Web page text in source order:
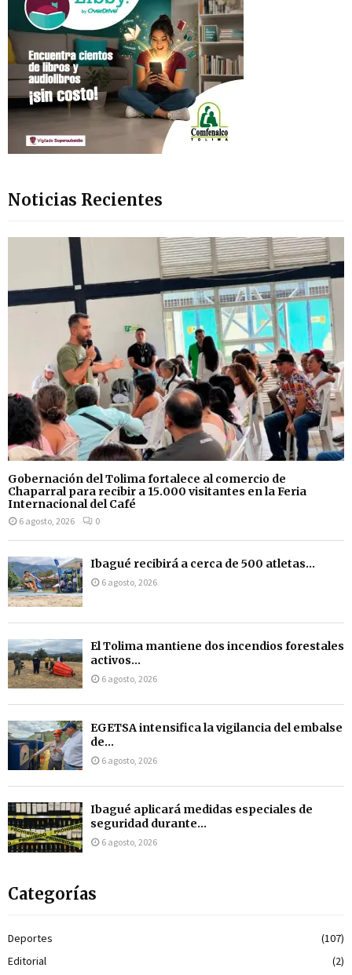
Noticias Recientes
Gobernación del Tolima fortalece al comercio de
Chaparral para recibir a 15.000 visitantes en la Feria
Internacional del Café
6 agosto, 2026 0
Ibagué recibirá a cerca de 500 atletas...
6 agosto, 2026
El Tolima mantiene dos incendios forestales
activos...
6 agosto, 2026
EGETSA intensifica la vigilancia del embalse
de...
6 agosto, 2026
Ibagué aplicará medidas especiales de
seguridad durante...
6 agosto, 2026
Categorías
Deportes
(107)
Editorial
(2)